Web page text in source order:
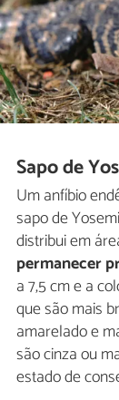
Sapo de
Um anfíbio
sapo de
distribui em
permanecer
a 7,5 cm e a
que são mais
amarelado e
são cinza ou
estado de